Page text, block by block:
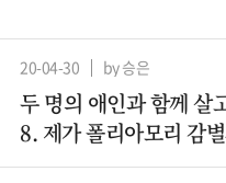
20-04-30 by 승은
두 명의 애인과 함께 살
8. 제가 폴리아모리 감
아니지만요